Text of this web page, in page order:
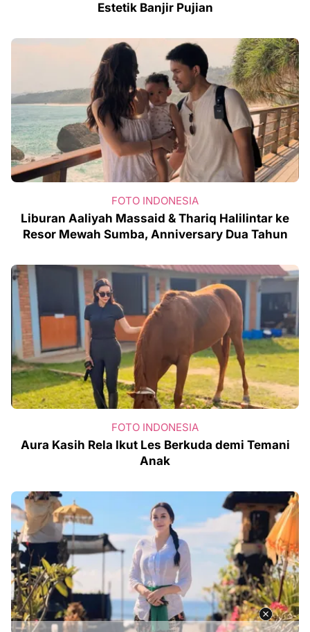
Estetik Banjir Pujian
FOTO INDONESIA
Liburan Aaliyah Massaid & Thariq Halilintar ke
Resor Mewah Sumba, Anniversary Dua Tahun
FOTO INDONESIA
Aura Kasih Rela Ikut Les Berkuda demi Temani
Anak